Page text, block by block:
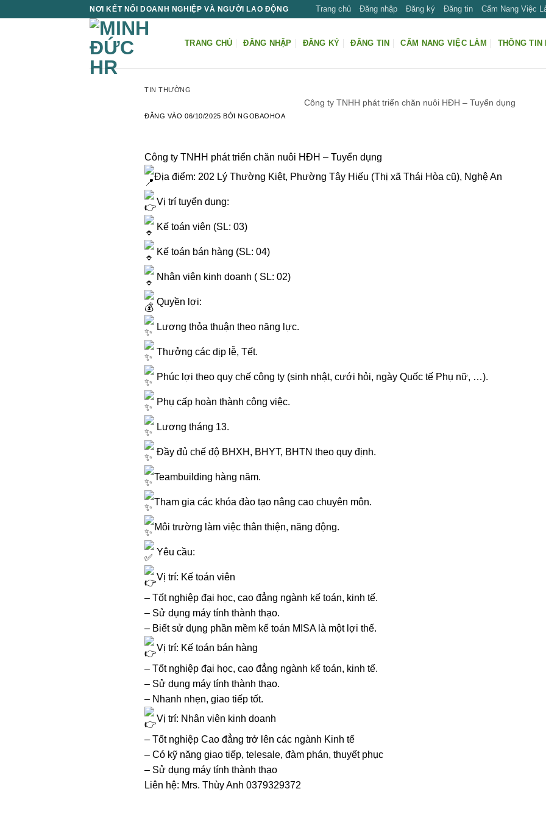
NƠI KẾT NỐI DOANH NGHIỆP VÀ NGƯỜI LAO ĐỘNG Trang chủ Đăng nhập Đăng ký Đăng tin Cẩm Nang Việc
TRANG CHỦ ĐĂNG NHẬP ĐĂNG KÝ ĐĂNG TIN CẨM NANG VIỆC LÀM THÔNG TIN
TIN THƯỜNG
Công ty TNHH phát triển chăn nuôi HĐH – Tuyển dụng
ĐĂNG VÀO06/10/2025 BỞINGOBAOHOA
Công ty TNHH phát triển chăn nuôi HĐH – Tuyển dụng
Địa điểm: 202 Lý Thường Kiệt, Phường Tây Hiếu (Thị xã Thái Hòa cũ), Nghệ An
Vị trí tuyển dụng:
Kế toán viên (SL: 03)
Kế toán bán hàng (SL: 04)
Nhân viên kinh doanh ( SL: 02)
Quyền lợi:
Lương thỏa thuận theo năng lực.
Thưởng các dịp lễ, Tết.
Phúc lợi theo quy chế công ty (sinh nhật, cưới hỏi, ngày Quốc tế Phụ nữ, …).
Phụ cấp hoàn thành công việc.
Lương tháng 13.
Đầy đủ chế độ BHXH, BHYT, BHTN theo quy định.
Teambuilding hàng năm.
Tham gia các khóa đào tạo nâng cao chuyên môn.
Môi trường làm việc thân thiện, năng động.
Yêu cầu:
Vị trí: Kế toán viên
– Tốt nghiệp đại học, cao đẳng ngành kế toán, kinh tế.
– Sử dụng máy tính thành thạo.
– Biết sử dụng phần mềm kế toán MISA là một lợi thế.
Vị trí: Kế toán bán hàng
– Tốt nghiệp đại học, cao đẳng ngành kế toán, kinh tế.
– Sử dụng máy tính thành thạo.
– Nhanh nhẹn, giao tiếp tốt.
Vị trí: Nhân viên kinh doanh
– Tốt nghiệp Cao đẳng trở lên các ngành Kinh tế
– Có kỹ năng giao tiếp, telesale, đàm phán, thuyết phục
– Sử dụng máy tính thành thạo
Liên hệ: Mrs. Thùy Anh 0379329372